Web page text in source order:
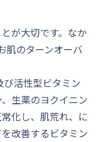
が大切です。なか
肌のターンオーバ
び活性型ビタミン
生薬のヨクイニン
化し、肌荒れ、に
改善するビタミン